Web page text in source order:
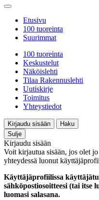
Etusivu
100 tuoreinta
Suurimmat
100 tuoreinta
Keskustelut
Näköislehti
Tilaa Rakennuslehti
Uutiskirje
Toimitus
Yhteystiedot
Kirjaudu sisään
Haku
Sulje
Kirjaudu sisään
Voit kirjautua sisään, jos olet
yhteydessä luonut
Käyttäjäprofiilissa
sähköpostiosoitteesi (tai itse
luomasi salasana.